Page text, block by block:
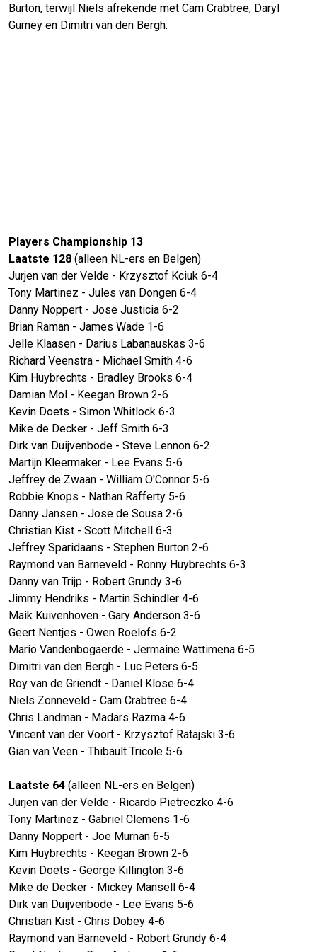
Burton, terwijl Niels afrekende met Cam Crabtree, Daryl
Gurney en Dimitri van den Bergh.
Players Championship 13
Laatste 128 (alleen NL-ers en Belgen)
Jurjen van der Velde - Krzysztof Kciuk 6-4
Tony Martinez - Jules van Dongen 6-4
Danny Noppert - Jose Justicia 6-2
Brian Raman - James Wade 1-6
Jelle Klaasen - Darius Labanauskas 3-6
Richard Veenstra - Michael Smith 4-6
Kim Huybrechts - Bradley Brooks 6-4
Damian Mol - Keegan Brown 2-6
Kevin Doets - Simon Whitlock 6-3
Mike de Decker - Jeff Smith 6-3
Dirk van Duijvenbode - Steve Lennon 6-2
Martijn Kleermaker - Lee Evans 5-6
Jeffrey de Zwaan - William O'Connor 5-6
Robbie Knops - Nathan Rafferty 5-6
Danny Jansen - Jose de Sousa 2-6
Christian Kist - Scott Mitchell 6-3
Jeffrey Sparidaans - Stephen Burton 2-6
Raymond van Barneveld - Ronny Huybrechts 6-3
Danny van Trijp - Robert Grundy 3-6
Jimmy Hendriks - Martin Schindler 4-6
Maik Kuivenhoven - Gary Anderson 3-6
Geert Nentjes - Owen Roelofs 6-2
Mario Vandenbogaerde - Jermaine Wattimena 6-5
Dimitri van den Bergh - Luc Peters 6-5
Roy van de Griendt - Daniel Klose 6-4
Niels Zonneveld - Cam Crabtree 6-4
Chris Landman - Madars Razma 4-6
Vincent van der Voort - Krzysztof Ratajski 3-6
Gian van Veen - Thibault Tricole 5-6
Laatste 64 (alleen NL-ers en Belgen)
Jurjen van der Velde - Ricardo Pietreczko 4-6
Tony Martinez - Gabriel Clemens 1-6
Danny Noppert - Joe Murnan 6-5
Kim Huybrechts - Keegan Brown 2-6
Kevin Doets - George Killington 3-6
Mike de Decker - Mickey Mansell 6-4
Dirk van Duijvenbode - Lee Evans 5-6
Christian Kist - Chris Dobey 4-6
Raymond van Barneveld - Robert Grundy 6-4